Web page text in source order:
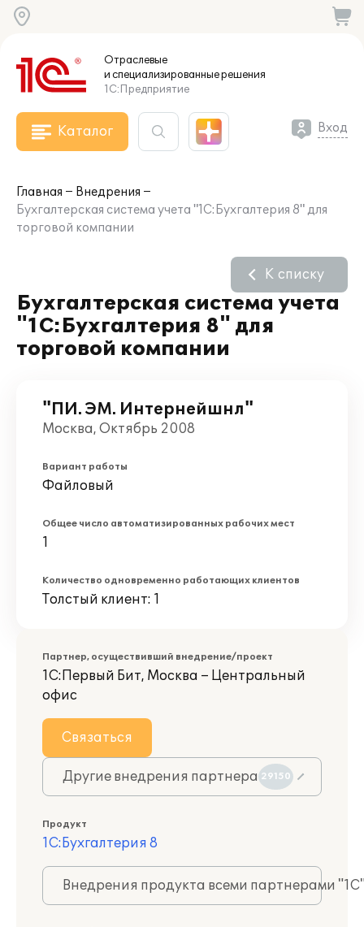
Отраслевые
и специализированныерешения
1С:Предприятие
Каталог Вход
Главная
Внедрения
Бухгалтерская система учета "1С:Бухгалтерия 8" для
торговой компании
Бухгалтерская система учета
"1С:Бухгалтерия 8" для
торговой компании
К списку
"ПИ. ЭМ. Интернейшнл"
Москва, Октябрь 2008
Вариант работы
Файловый
Общее число автоматизированных рабочих мест
1
Количество одновременно работающих клиентов
Толстый клиент: 1
Партнер, осуществивший внедрение/проект
1С:Первый Бит, Москва – Центральный
офис
Связаться
Другие внедрения партнера 29150
Продукт
1С:Бухгалтерия 8
Внедрения продукта всеми партнерами